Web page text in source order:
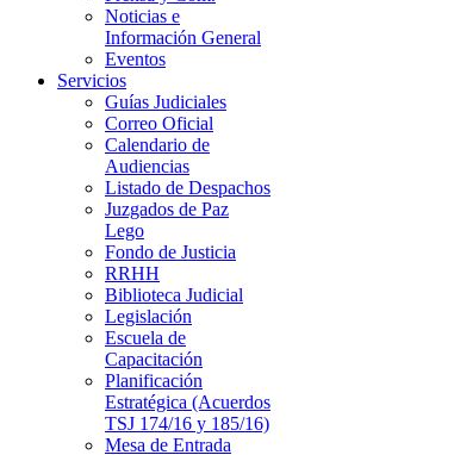
Noticias e
Información General
Eventos
Servicios
Guías Judiciales
Correo Oficial
Calendario de
Audiencias
Listado de Despachos
Juzgados de Paz
Lego
Fondo de Justicia
RRHH
Biblioteca Judicial
Legislación
Escuela de
Capacitación
Planificación
Estratégica (Acuerdos
TSJ 174/16 y 185/16)
Mesa de Entrada